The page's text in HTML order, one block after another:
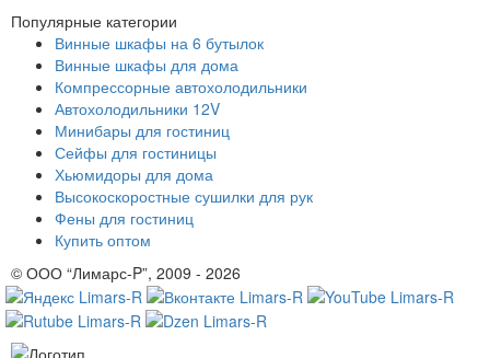
Популярные категории
Винные шкафы на 6 бутылок
Винные шкафы для дома
Компрессорные автохолодильники
Автохолодильники 12V
Минибары для гостиниц
Сейфы для гостиницы
Хьюмидоры для дома
Высокоскоростные сушилки для рук
Фены для гостиниц
Купить оптом
© ООО “Лимарс-P”, 2009 - 2026